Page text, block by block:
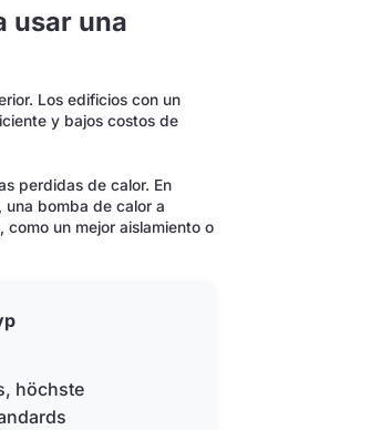
usar una
Los edificios con un
y bajos costos de
perdidas de calor. En
una bomba de calor a
un mejor aislamiento o
höchste